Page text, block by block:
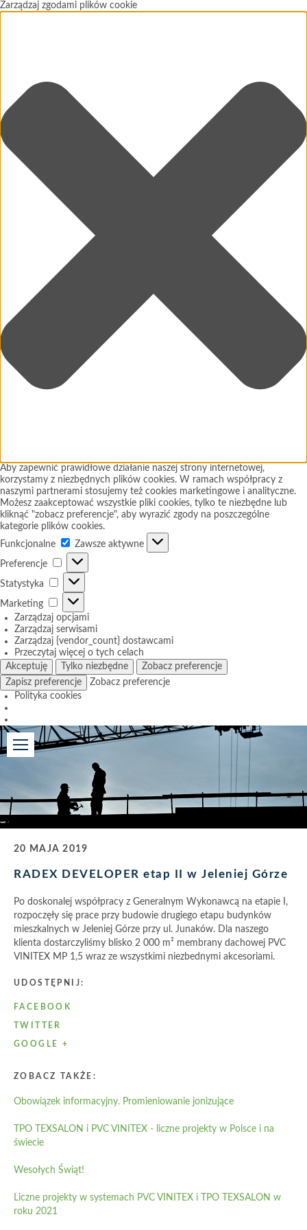
Zarządzaj zgodami plików cookie
Aby zapewnić prawidłowe działanie naszej strony internetowej,
korzystamy z niezbędnych plików cookies. W ramach współpracy z
naszymi partnerami stosujemy też cookies marketingowe i analityczne.
Możesz zaakceptować wszystkie pliki cookies, tylko te niezbędne lub
kliknąć "zobacz preferencje", aby wyrazić zgody na poszczególne
kategorie plików cookies.
Funkcjonalne
Zawsze aktywne
Preferencje
Preferencje
Statystyka
Statystyka
Marketing
Marketing
Zarządzaj opcjami
Zarządzaj serwisami
Zarządzaj {vendor_count} dostawcami
Przeczytaj więcej o tych celach
Akceptuję
Tylko niezbędne
Zobacz preferencje
Zapisz preferencje
Zobacz preferencje
Polityka cookies
20 MAJA 2019
RADEX DEVELOPER etap II w Jeleniej Górze
ZOBACZ TAKŻE:
Obowiązek informacyjny. Promieniowanie jonizujące
TPO TEXSALON i PVC VINITEX - liczne projekty w Polsce i na
świecie
Wesołych Świąt!
Liczne projekty w systemach PVC VINITEX i TPO TEXSALON w
roku 2021
Po doskonalej współpracy z Generalnym Wykonawcą na etapie I,
rozpoczęły się prace przy budowie drugiego etapu budynków
mieszkalnych w Jeleniej Górze przy ul. Junaków. Dla naszego
klienta dostarczyliśmy blisko 2 000 m² membrany dachowej PVC
VINITEX MP 1,5 wraz ze wszystkimi niezbednymi akcesoriami.
UDOSTĘPNIJ:
FACEBOOK
TWITTER
GOOGLE +